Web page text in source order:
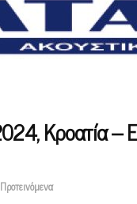
Κροατία –
Προτεινόμενα